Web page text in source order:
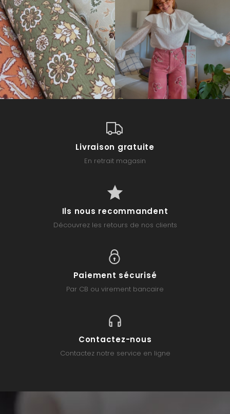
Livraison gratuite
En retrait magasin
Ils nous recommandent
Découvrez les retours de nos clients
Paiement sécurisé
Par CB ou virement bancaire
Contactez-nous
Contactez notre service en ligne